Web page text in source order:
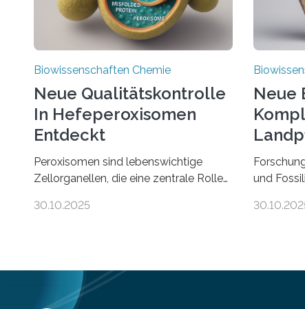
Biowissenschaften Chemie
Neue Qualitätskontrolle
In Hefeperoxisomen
Entdeckt
Peroxisomen sind lebenswichtige
Zellorganellen, die eine zentrale Rolle
Entgiftung von Zellen spielen. Damit
Forschungsteam der Ruhr-Universität
Bochum um Prof. Dr. Ralf Erdmann und
30.10.2025
Neue
und
Moosen